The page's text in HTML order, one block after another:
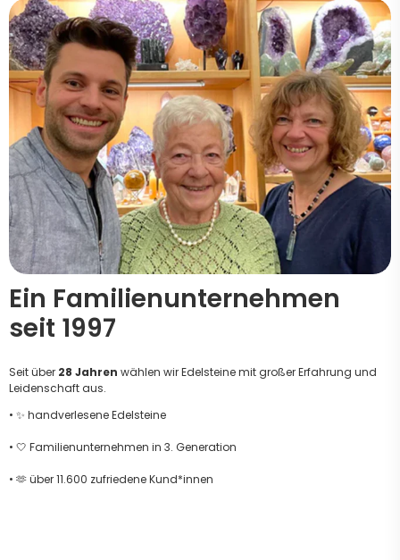
Ein Familienunternehmen
seit 1997
Seit über 28 Jahren wählen wir Edelsteine mit großer Erfahrung und
Leidenschaft aus.
• ✨ handverlesene Edelsteine
• 🤍 Familienunternehmen in 3. Generation
• 🫶 über 11.600 zufriedene Kund*innen